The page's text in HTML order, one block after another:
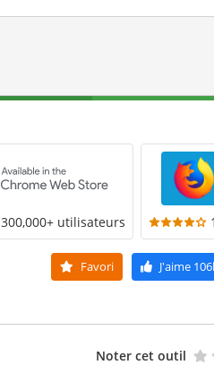
300,000+ utilisateurs
Favori J'aime
Noter cet outil